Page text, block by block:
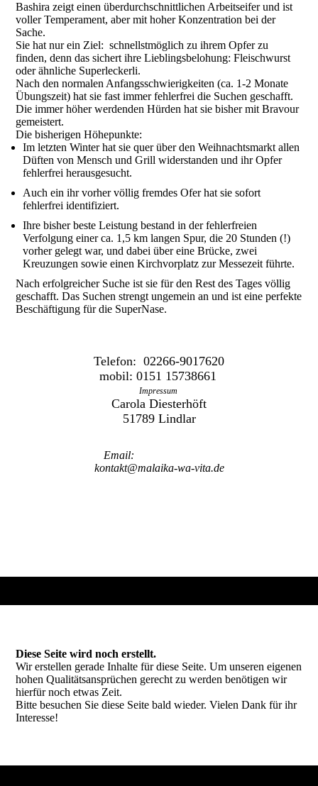
Bashira zeigt einen überdurchschnittlichen Arbeitseifer und ist
voller Temperament, aber mit hoher Konzentration bei der
Sache.
Sie hat nur ein Ziel: schnellstmöglich zu ihrem Opfer zu
finden, denn das sichert ihre Lieblingsbelohung: Fleischwurst
oder ähnliche Superleckerli.
Nach den normalen Anfangsschwierigkeiten (ca. 1-2 Monate
Übungszeit) hat sie fast immer fehlerfrei die Suchen geschafft.
Die immer höher werdenden Hürden hat sie bisher mit Bravour
gemeistert.
Die bisherigen Höhepunkte:
Im letzten Winter hat sie quer über den Weihnachtsmarkt allen
Düften von Mensch und Grill widerstanden und ihr Opfer
fehlerfrei herausgesucht.
Auch ein ihr vorher völlig fremdes Ofer hat sie sofort
fehlerfrei identifiziert.
Ihre bisher beste Leistung bestand in der fehlerfreien
Verfolgung einer ca. 1,5 km langen Spur, die 20 Stunden (!)
vorher gelegt war, und dabei über eine Brücke, zwei
Kreuzungen sowie einen Kirchvorplatz zur Messezeit führte.
Nach erfolgreicher Suche ist sie für den Rest des Tages völlig
geschafft. Das Suchen strengt ungemein an und ist eine perfekte
Beschäftigung für die SuperNase.
Telefon: 02266-9017620
mobil: 0151 15738661
Impressum
Carola Diesterhöft
51789 Lindlar
Email:
kontakt@malaika-wa-vita.de
Diese Seite wird noch erstellt.
Wir erstellen gerade Inhalte für diese Seite. Um unseren eigenen
hohen Qualitätsansprüchen gerecht zu werden benötigen wir
hierfür noch etwas Zeit.
Bitte besuchen Sie diese Seite bald wieder. Vielen Dank für ihr
Interesse!